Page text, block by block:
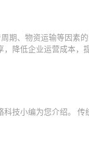
期、物资运输等因素
降低企业运营成本，
技小编为您介绍。 传